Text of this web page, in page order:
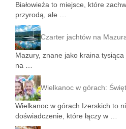
Białowieża to miejsce, które
przyrodą, ale …
Czarter jachtów na
Mazury, znane jako kraina
na …
Wielkanoc w górach:
Wielkanoc w górach Izerskich to
doświadczenie, które łączy w …